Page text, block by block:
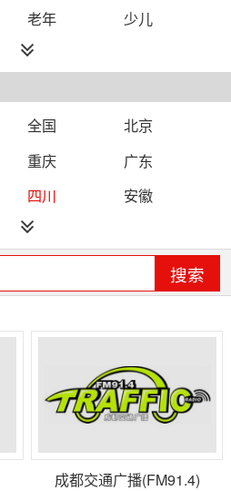
老年
少儿
旅游
娱乐
城市
全国
北京
重庆
广东
四川
安徽
河北
山东
山西
新疆
青海
广西
搜索
成都交通广播(FM91.4)